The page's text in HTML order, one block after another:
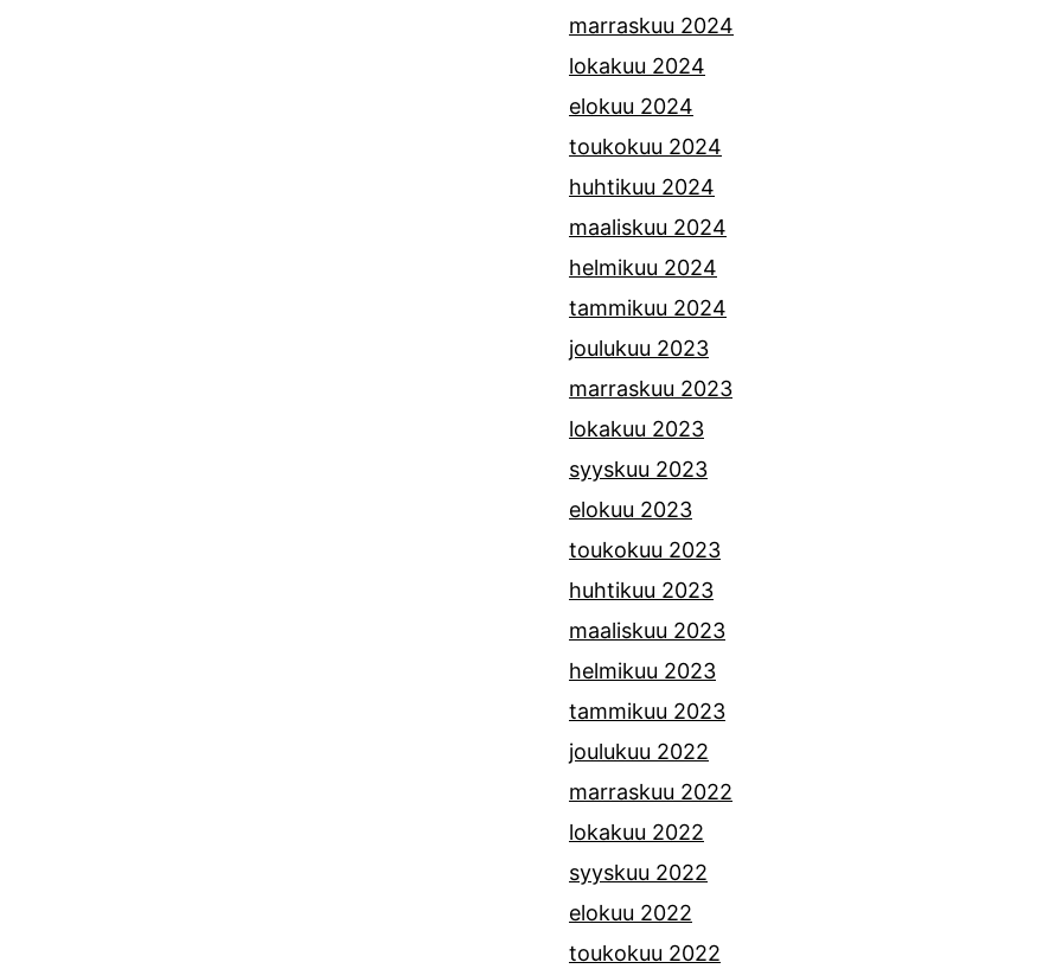
marraskuu 2024
lokakuu 2024
elokuu 2024
toukokuu 2024
huhtikuu 2024
maaliskuu 2024
helmikuu 2024
tammikuu 2024
joulukuu 2023
marraskuu 2023
lokakuu 2023
syyskuu 2023
elokuu 2023
toukokuu 2023
huhtikuu 2023
maaliskuu 2023
helmikuu 2023
tammikuu 2023
joulukuu 2022
marraskuu 2022
lokakuu 2022
syyskuu 2022
elokuu 2022
toukokuu 2022